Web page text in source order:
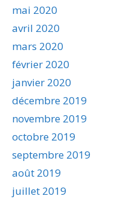
mai 2020
avril 2020
mars 2020
février 2020
janvier 2020
décembre 2019
novembre 2019
octobre 2019
septembre 2019
août 2019
juillet 2019